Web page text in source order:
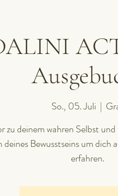
So., 05. Juli
  |
zu deinem wahren Selbst
deines Bewusstseins um dich
erfahren.